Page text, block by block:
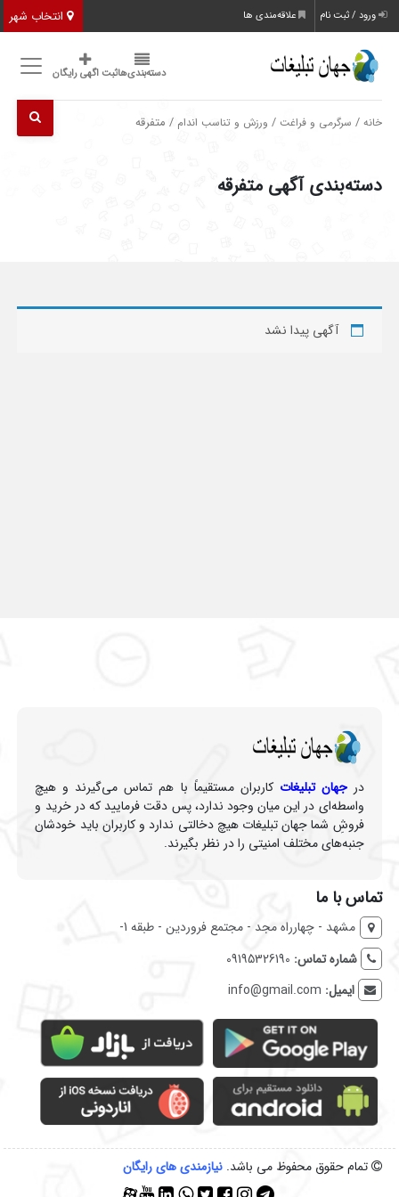
انتخاب شهر ورود / ثبت نام علاقه‌مندی ها
دسته‌بندی‌هاثبت اگهی رایگان
خانه / سرگرمی و فراغت / ورزش و تناسب اندام / متفرقه
دسته‌بندی آگهی متفرقه
آگهی پیدا نشد
درجهان تبلیغات کاربران مستقیماً با هم تماس می‌گیرند و هیچ
واسطه‌ای در این میان وجود ندارد، پس دقت فرمایید که در خرید و
فروشِ شما جهان تبلیغات هیچ دخالتی ندارد و کاربران باید خودشان
جنبه‌های مختلف امنیتی را در نظر بگیرند.
تماس با ما
مشهد - چهارراه مجد - مجتمع فروردین - طبقه 1-
شماره تماس: 09195326190
ایمیل: info@gmail.com
تمام حقوق محفوظ می باشد.نیازمندی‌ های رایگان